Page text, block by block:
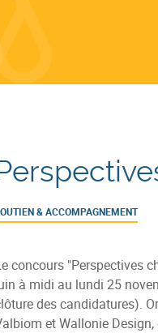
& ACCOMPAGNEMENT
concours "Perspectives
à midi au lundi 25
des candidatures).
et Wallonie